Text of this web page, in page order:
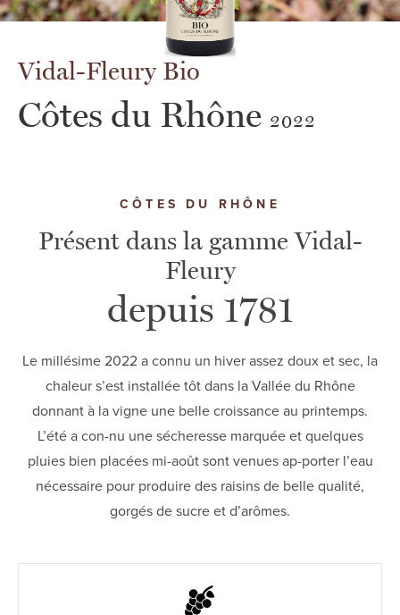
Vidal-Fleury Bio
Côtes du Rhône 2022
CÔTES DU RHÔNE
Présent dans la gamme Vidal-
Fleury
depuis 1781
Le millésime 2022 a connu un hiver assez doux et sec, la
chaleur s’est installée tôt dans la Vallée du Rhône
donnant à la vigne une belle croissance au printemps.
L’été a con-nu une sécheresse marquée et quelques
pluies bien placées mi-août sont venues ap-porter l’eau
nécessaire pour produire des raisins de belle qualité,
gorgés de sucre et d’arômes.